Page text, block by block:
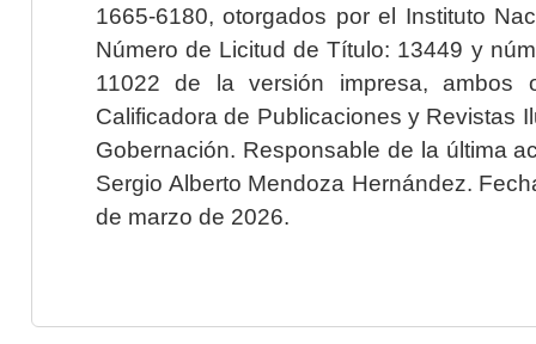
1665-6180, otorgados por el Instituto
Número de Licitud de Título: 13449 y
11022 de la versión impresa, ambos
Calificadora de Publicaciones y Revistas
Gobernación. Responsable de la última
Sergio Alberto Mendoza Hernández.
de marzo de 2026.